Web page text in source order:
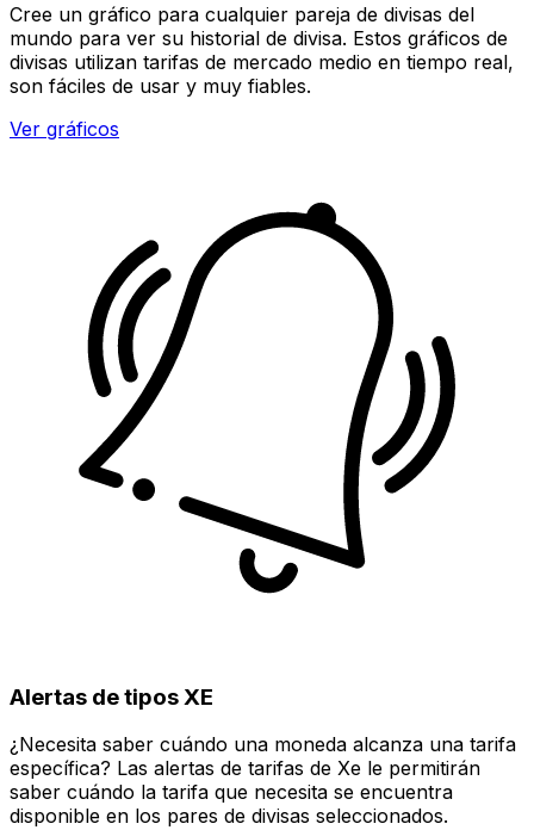
Cree un gráfico para cualquier pareja de divisas del
mundo para ver su historial de divisa. Estos gráficos de
divisas utilizan tarifas de mercado medio en tiempo real,
son fáciles de usar y muy fiables.
Ver gráficos
Alertas de tipos XE
¿Necesita saber cuándo una moneda alcanza una tarifa
específica? Las alertas de tarifas de Xe le permitirán
saber cuándo la tarifa que necesita se encuentra
disponible en los pares de divisas seleccionados.